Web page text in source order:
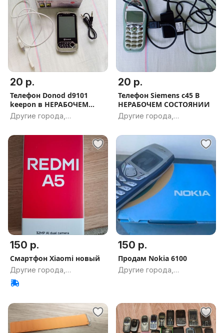
20 р.
Телефон Donod d9101
keepon в НЕРАБОЧЕМ
СОСТОЯНИИ
Другие города,
20 р.
Телефон Siemens c45 В
НЕРАБОЧЕМ СОСТОЯНИИ
Другие города,
150 р.
Смартфон Xiaomi новый
Другие города,
Гомельская обл.
150 р.
Продам Nokia 6100
Другие города,